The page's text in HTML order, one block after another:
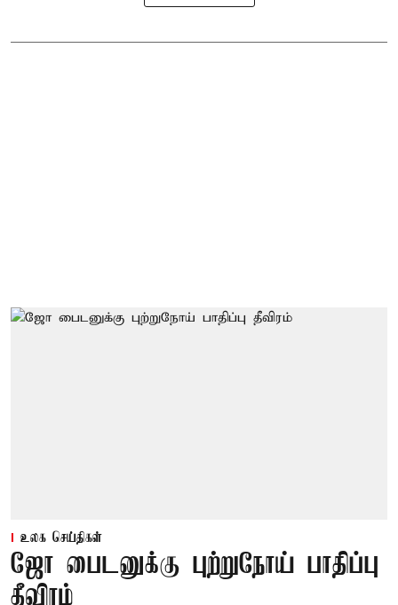
உலக செய்திகள்
ஜோ பைடனுக்கு புற்றுநோய் பாதிப்பு
தீவிரம்